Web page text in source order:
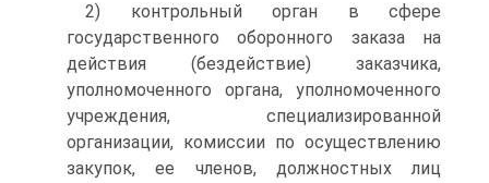
2) контрольный орган в сфере
государственного оборонного заказа на
действия (бездействие) заказчика,
уполномоченного органа, уполномоченного
учреждения, специализированной
организации, комиссии по осуществлению
закупок, ее членов, должностных лиц